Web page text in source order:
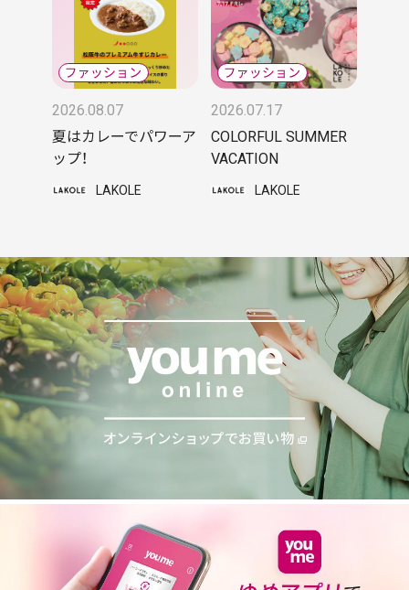
2026.08.07
夏はカレーでパワーア
ップ！
LAKOLE
2026.07.17
COLORFUL SUMMER
VACATION
LAKOLE